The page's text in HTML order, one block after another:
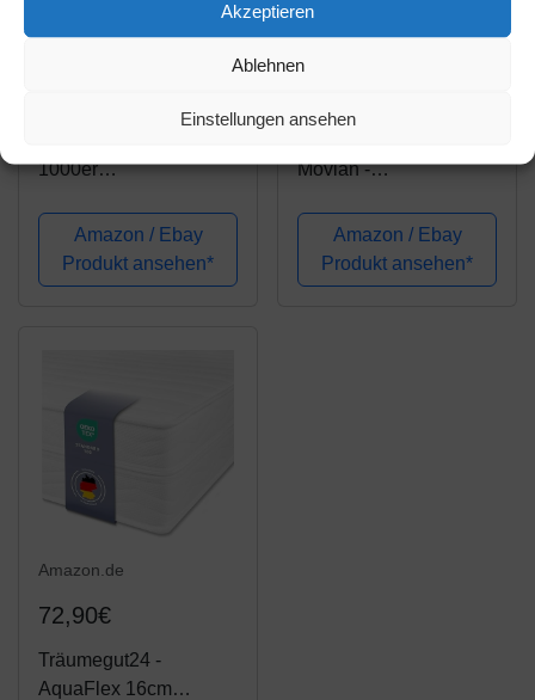
Akzeptieren
Ablehnen
Einstellungen ansehen
1000er
nmatratze H4, 140 x
200 cm, weiß
Amazon / Ebay
Produkt ansehen*
Movian -
formstabile 2-in-1
Matratze (H3 und H4),
90 x 200 x 20 cm
Amazon / Ebay
Produkt ansehen*
Amazon.de
72,90€
Träumegut24 -
AquaFlex 16cm